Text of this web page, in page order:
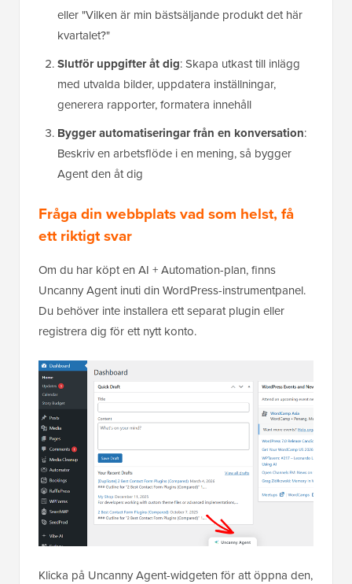
eller "Vilken är min bästsäljande produkt det här
kvartalet?"
Slutför uppgifter åt dig: Skapa utkast till inlägg
med utvalda bilder, uppdatera inställningar,
generera rapporter, formatera innehåll
Bygger automatiseringar från en konversation:
Beskriv en arbetsflöde i en mening, så bygger
Agent den åt dig
Fråga din webbplats vad som helst, få
ett riktigt svar
Om du har köpt en AI + Automation-plan, finns
Uncanny Agent inuti din WordPress-instrumentpanel.
Du behöver inte installera ett separat plugin eller
registrera dig för ett nytt konto.
Klicka på Uncanny Agent-widgeten för att öppna den,